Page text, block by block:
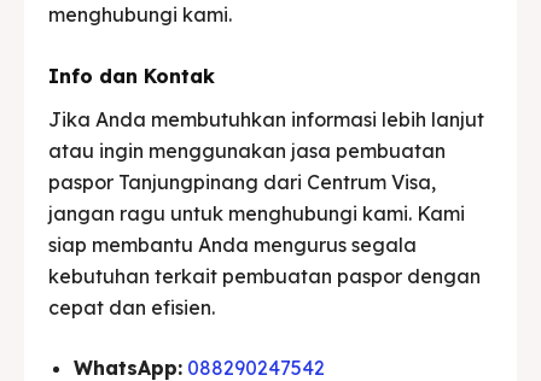
menghubungi kami.
Info dan Kontak
Jika Anda membutuhkan informasi lebih lanjut
atau ingin menggunakan jasa pembuatan
paspor Tanjungpinang dari Centrum Visa,
jangan ragu untuk menghubungi kami. Kami
siap membantu Anda mengurus segala
kebutuhan terkait pembuatan paspor dengan
cepat dan efisien.
WhatsApp: 088290247542